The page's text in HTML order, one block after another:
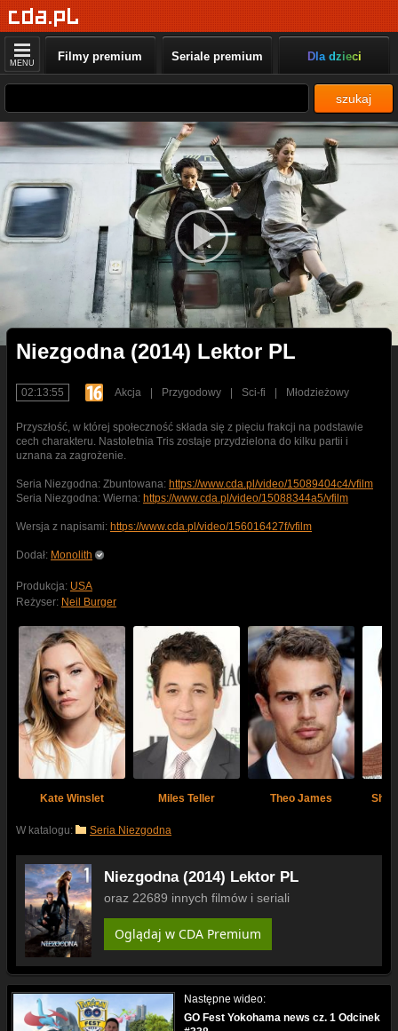
MENU Filmy premium Seriale premium Dla dzieci
szukaj
Niezgodna (2014) Lektor PL
02:13:55 Akcja Przygodowy Sci-fi Młodzieżowy
Przyszłość, w której społeczność składa się z pięciu frakcji na podstawie
cech charakteru. Nastoletnia Tris zostaje przydzielona do kilku partii i
uznana za zagrożenie.
Seria Niezgodna: Zbuntowana: https://www.cda.pl/video/15089404c4/vfilm
Seria Niezgodna: Wierna: https://www.cda.pl/video/15088344a5/vfilm
Wersja z napisami: https://www.cda.pl/video/156016427f/vfilm
Dodał: Monolith
Produkcja: USA
Reżyser: Neil Burger
Kate Winslet Miles Teller Theo James
W katalogu: Seria Niezgodna
Niezgodna (2014) Lektor PL
oraz 22689 innych filmów i seriali
Oglądaj w CDA Premium
Następne wideo:
GO Fest Yokohama news cz. 1 Odcinek